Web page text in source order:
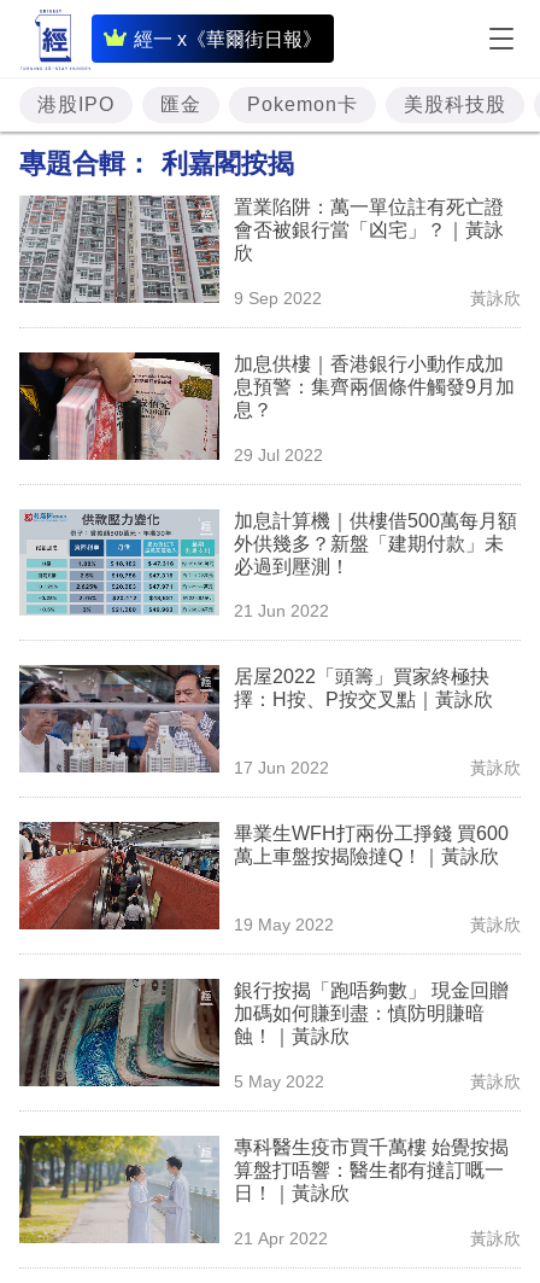
經一 x《華爾街日報》
即
時
財
經
題
投
資
樓
市
理
商
業
科
技
職
場
生
時
事
欄
訂
閱
區
港股IPO 匯金 Pokemon卡 美股科技股
專題合輯： 利嘉閣按揭
置業陷阱：萬一單位註有死亡證
會否被銀行當「凶宅」？｜黃詠
欣
9 Sep 2022 黃詠欣
加息供樓｜香港銀行小動作成加
息預警：集齊兩個條件觸發9月加
息？
29 Jul 2022
加息計算機｜供樓借500萬每月額
外供幾多？新盤「建期付款」未
必過到壓測！
21 Jun 2022
居屋2022「頭籌」買家終極抉
擇：H按、P按交叉點｜黃詠欣
17 Jun 2022 黃詠欣
畢業生WFH打兩份工掙錢 買600
萬上車盤按揭險撻Q！｜黃詠欣
19 May 2022 黃詠欣
銀行按揭「跑唔夠數」 現金回贈
加碼如何賺到盡：慎防明賺暗
蝕！｜黃詠欣
5 May 2022 黃詠欣
專科醫生疫市買千萬樓 始覺按揭
算盤打唔響：醫生都有撻訂嘅一
日！｜黃詠欣
21 Apr 2022 黃詠欣